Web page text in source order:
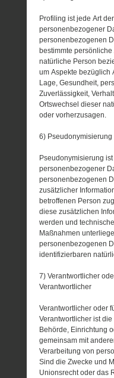
Profiling ist jede Art
personenbezogener
personenbezogenen
bestimmte
natürliche Person
um Aspekte bezüglich
Lage, Gesundheit,
Zuverlässigkeit,
Ortswechsel dieser
oder vorherzusagen.
6) Pseudonymisierung
Pseudonymisierung
personenbezogener
personenbezogenen
zusätzlicher
betroffenen Person
diese zusätzlichen
werden und
Maßnahmen
personenbezogenen
identifizierbaren
7) Verantwortlicher
Verantwortlicher
Verantwortlicher oder
Verantwortlicher ist
Behörde, Einrichtung
gemeinsam mit
Verarbeitung von
Sind die Zwecke und
Unionsrecht oder das